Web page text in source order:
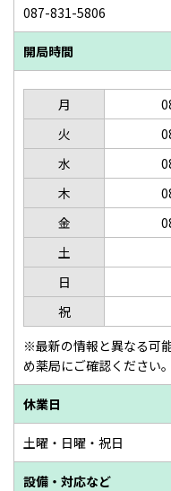
087-831-5806
開局時間
月
火
水
木
金
土
日
祝
※最新の情報と異なる可
め薬局にご確認ください。
休業日
土曜・日曜・祝日
設備・対応など